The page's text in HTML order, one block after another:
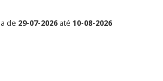
de 29-07-2026até 10-08-2026